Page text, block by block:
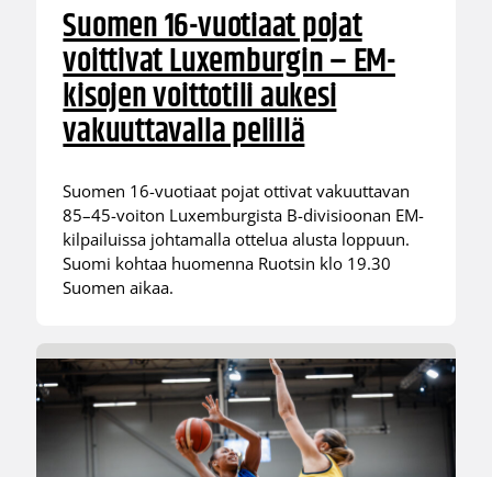
Suomen 16-vuotiaat pojat
voittivat Luxemburgin – EM-
kisojen voittotili aukesi
vakuuttavalla pelillä
Suomen 16-vuotiaat pojat ottivat vakuuttavan
85–45-voiton Luxemburgista B-divisioonan EM-
kilpailuissa johtamalla ottelua alusta loppuun.
Suomi kohtaa huomenna Ruotsin klo 19.30
Suomen aikaa.